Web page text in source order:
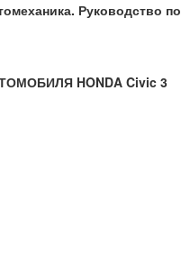
Руководство по
HONDA Civic 3